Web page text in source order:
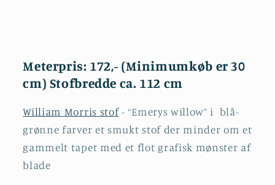
Meterpris: 172,- (Minimumkøb er 30
cm) Stofbredde ca. 112 cm
William Morris stof- “Emerys willow” i blå-
grønne farver et smukt stof der minder om et
gammelt tapet med et flot grafisk mønster af
blade